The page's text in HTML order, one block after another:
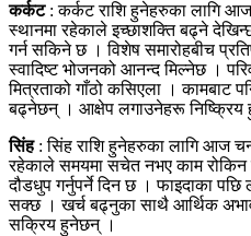
कर्कट: कर्कट राशि हुनेहरुका लागि आज
स्थानमा रहेकाले इच्छाशक्ति बढ्ने
गर्न सकिने छ । विशेष समारोहबीच
स्वादिष्ट भोजनको आनन्द मिल्नेछ ।
मित्रताको गाँठो कसिएला । कामबाट
बढ्नेछन् । आक्षेप लगाउनेहरू निष्क्रिय
सिंह: सिंह राशि हुनेहरुका लागि आज
रहेकाले समयमा सचेत नभए काम
दौडधुप गर्नुपर्ने दिन छ । फाइदाका
सक्छ । खर्च बढ्नुका साथै आर्थिक
सक्रिय हुनेछन् ।